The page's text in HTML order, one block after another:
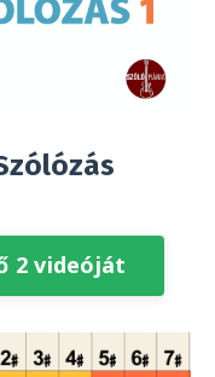
2 videóját